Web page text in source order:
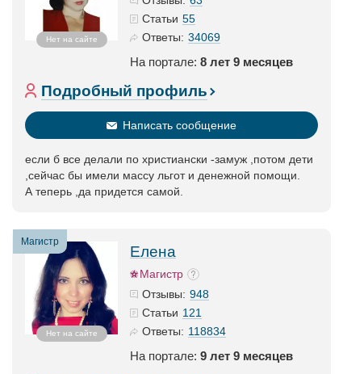
Нет на сайте
Статьи 55
Ответы: 34069
На портале: 8 лет 9 месяцев
Подробный профиль
Написать сообщение
если б все делали по христиански -замуж ,потом дети
,сейчас бы имели массу льгот и денежной помощи.
А теперь ,да придется самой.
Магистр
Нет на сайте
Елена
Магистр
Отзывы: 948
Статьи 121
Ответы: 118834
На портале: 9 лет 9 месяцев